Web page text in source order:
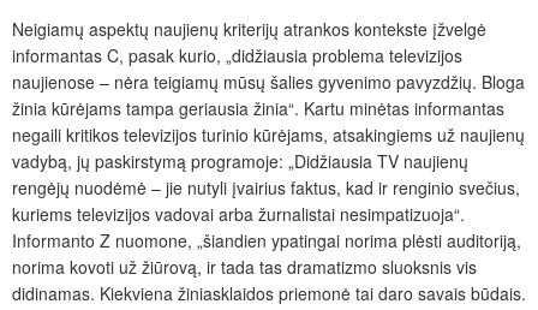
Neigiamų aspektų naujienų kriterijų atrankos kontekste įžvelgė
informantas C, pasak kurio, „didžiausia problema televizijos
naujienose – nėra teigiamų mūsų šalies gyvenimo pavyzdžių. Bloga
žinia kūrėjams tampa geriausia žinia“. Kartu minėtas informantas
negaili kritikos televizijos turinio kūrėjams, atsakingiems už naujienų
vadybą, jų paskirstymą programoje: „Didžiausia TV naujienų
rengėjų nuodėmė – jie nutyli įvairius faktus, kad ir renginio svečius,
kuriems televizijos vadovai arba žurnalistai nesimpatizuoja“.
Informanto Z nuomone, „šiandien ypatingai norima plėsti auditoriją,
norima kovoti už žiūrovą, ir tada tas dramatizmo sluoksnis vis
didinamas. Kiekviena žiniasklaidos priemonė tai daro savais būdais.